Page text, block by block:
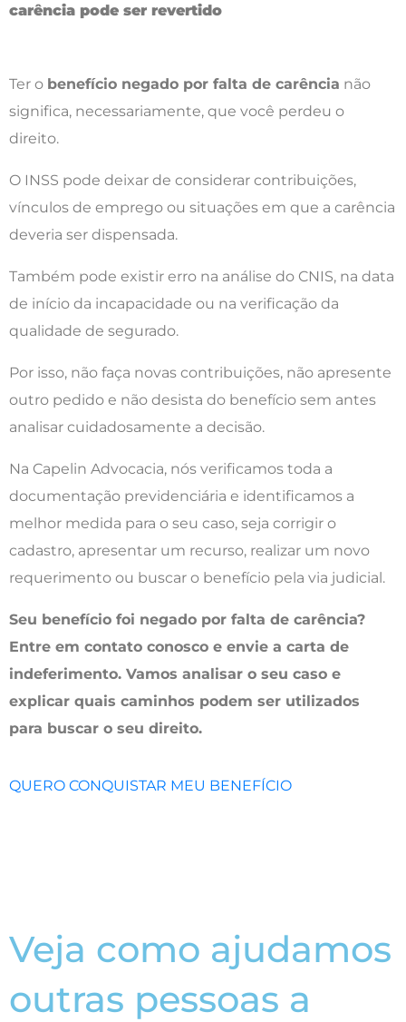
carência pode ser revertido
Ter o benefício negado por falta de carência não
significa, necessariamente, que você perdeu o
direito.
O INSS pode deixar de considerar contribuições,
vínculos de emprego ou situações em que a carência
deveria ser dispensada.
Também pode existir erro na análise do CNIS, na data
de início da incapacidade ou na verificação da
qualidade de segurado.
Por isso, não faça novas contribuições, não apresente
outro pedido e não desista do benefício sem antes
analisar cuidadosamente a decisão.
Na Capelin Advocacia, nós verificamos toda a
documentação previdenciária e identificamos a
melhor medida para o seu caso, seja corrigir o
cadastro, apresentar um recurso, realizar um novo
requerimento ou buscar o benefício pela via judicial.
Seu benefício foi negado por falta de carência?
Entre em contato conosco e envie a carta de
indeferimento. Vamos analisar o seu caso e
explicar quais caminhos podem ser utilizados
para buscar o seu direito.
QUERO CONQUISTAR MEU BENEFÍCIO
Veja como ajudamos
outras pessoas a